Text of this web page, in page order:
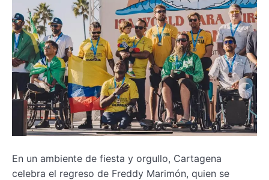
En un ambiente de fiesta y orgullo, Cartagena
celebra el regreso de Freddy Marimón, quien se